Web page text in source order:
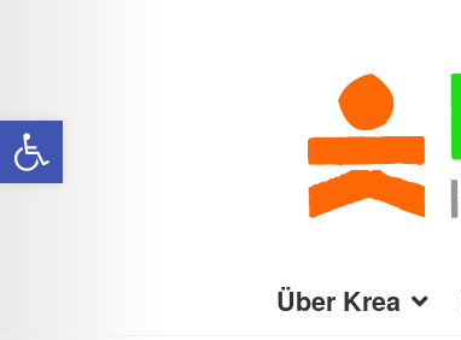
Werkzeugleiste öffnen
Navigation
springen
Inhalt
springen
Über Krea